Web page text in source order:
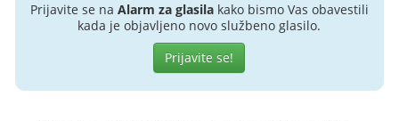
Prijavite se na Alarm za glasilakako bismo Vas obavestili
kada je objavljeno novo službeno glasilo.
Prijavite se!